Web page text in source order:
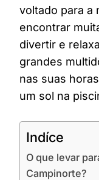
voltado para a
encontrar
divertir e
grandes
nas suas
um sol na
Indíce
O que levar
Campinorte?